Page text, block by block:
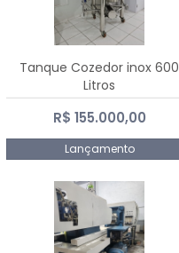
Tanque Cozedor inox 600
Litros
R$ 155.000,00
Lançamento